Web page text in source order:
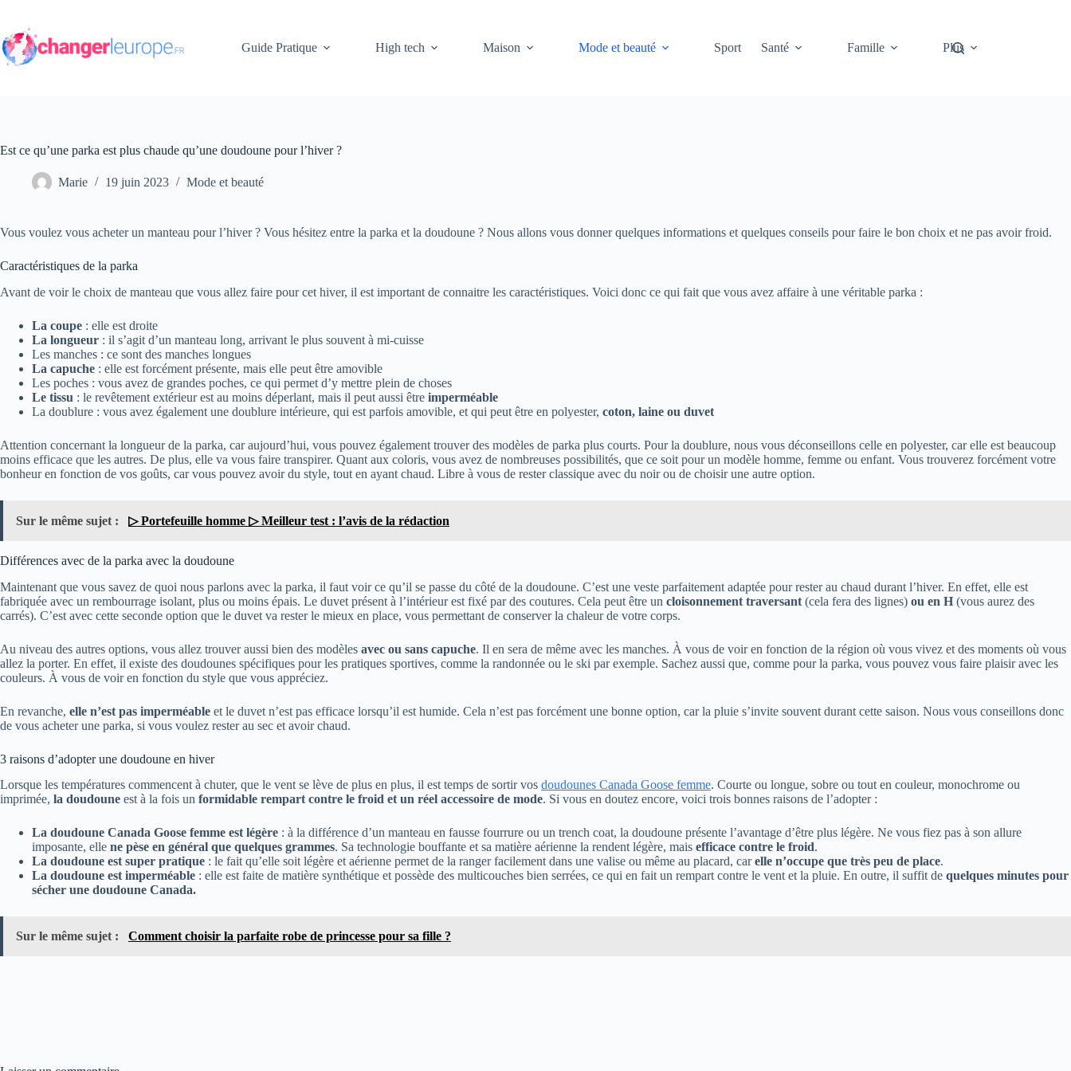
contenu
Guide Pratique
High tech Maison Mode et beauté Sport Santé Famille Plus
Est ce qu’une parka est plus chaude qu’une doudoune pour l’hiver ?
Marie 19 juin 2023 Mode et beauté
Vous voulez vous acheter un manteau pour l’hiver ? Vous hésitez entre la parka et la doudoune ? Nous allons vous donner quelques informations et quelques conseils pour faire le bon choix et ne pas avoir froid.
Caractéristiques de la parka
Avant de voir le choix de manteau que vous allez faire pour cet hiver, il est important de connaitre les caractéristiques. Voici donc ce qui fait que vous avez affaire à une véritable parka :
La coupe : elle est droite
La longueur : il s’agit d’un manteau long, arrivant le plus souvent à mi-cuisse
Les manches : ce sont des manches longues
La capuche : elle est forcément présente, mais elle peut être amovible
Les poches : vous avez de grandes poches, ce qui permet d’y mettre plein de choses
Le tissu : le revêtement extérieur est au moins déperlant, mais il peut aussi être imperméable
La doublure : vous avez également une doublure intérieure, qui est parfois amovible, et qui peut être en polyester, coton, laine ou duvet
Attention concernant la longueur de la parka, car aujourd’hui, vous pouvez également trouver des modèles de parka plus courts. Pour la doublure, nous vous déconseillons celle en polyester, car elle est beaucoup
moins efficace que les autres. De plus, elle va vous faire transpirer. Quant aux coloris, vous avez de nombreuses possibilités, que ce soit pour un modèle homme, femme ou enfant. Vous trouverez forcément votre
bonheur en fonction de vos goûts, car vous pouvez avoir du style, tout en ayant chaud. Libre à vous de rester classique avec du noir ou de choisir une autre option.
Sur le même sujet : ▷ Portefeuille homme ▷ Meilleur test : l’avis de la rédaction
Différences avec de la parka avec la doudoune
Maintenant que vous savez de quoi nous parlons avec la parka, il faut voir ce qu’il se passe du côté de la doudoune. C’est une veste parfaitement adaptée pour rester au chaud durant l’hiver. En effet, elle est
fabriquée avec un rembourrage isolant, plus ou moins épais. Le duvet présent à l’intérieur est fixé par des coutures. Cela peut être un cloisonnement traversant (cela fera des lignes) ou en H (vous aurez des
carrés). C’est avec cette seconde option que le duvet va rester le mieux en place, vous permettant de conserver la chaleur de votre corps.
Au niveau des autres options, vous allez trouver aussi bien des modèles avec ou sans capuche. Il en sera de même avec les manches. À vous de voir en fonction de la région où vous vivez et des moments où vous
allez la porter. En effet, il existe des doudounes spécifiques pour les pratiques sportives, comme la randonnée ou le ski par exemple. Sachez aussi que, comme pour la parka, vous pouvez vous faire plaisir avec les
couleurs. À vous de voir en fonction du style que vous appréciez.
En revanche, elle n’est pas imperméable et le duvet n’est pas efficace lorsqu’il est humide. Cela n’est pas forcément une bonne option, car la pluie s’invite souvent durant cette saison. Nous vous conseillons donc
de vous acheter une parka, si vous voulez rester au sec et avoir chaud.
3 raisons d’adopter une doudoune en hiver
Lorsque les températures commencent à chuter, que le vent se lève de plus en plus, il est temps de sortir vos doudounes Canada Goose femme. Courte ou longue, sobre ou tout en couleur, monochrome ou
imprimée, la doudoune est à la fois un formidable rempart contre le froid et un réel accessoire de mode. Si vous en doutez encore, voici trois bonnes raisons de l’adopter :
La doudoune Canada Goose femme est légère : à la différence d’un manteau en fausse fourrure ou un trench coat, la doudoune présente l’avantage d’être plus légère. Ne vous fiez pas à son allure
imposante, elle ne pèse en général que quelques grammes. Sa technologie bouffante et sa matière aérienne la rendent légère, mais efficace contre le froid.
La doudoune est super pratique : le fait qu’elle soit légère et aérienne permet de la ranger facilement dans une valise ou même au placard, carelle n’occupe que très peu de place.
La doudoune est imperméable : elle est faite de matière synthétique et possède des multicouches bien serrées, ce qui en fait un rempart contre le vent et la pluie. En outre, il suffit de quelques minutes pour
sécher une doudoune Canada.
Sur le même sujet : Comment choisir la parfaite robe de princesse pour sa fille ?